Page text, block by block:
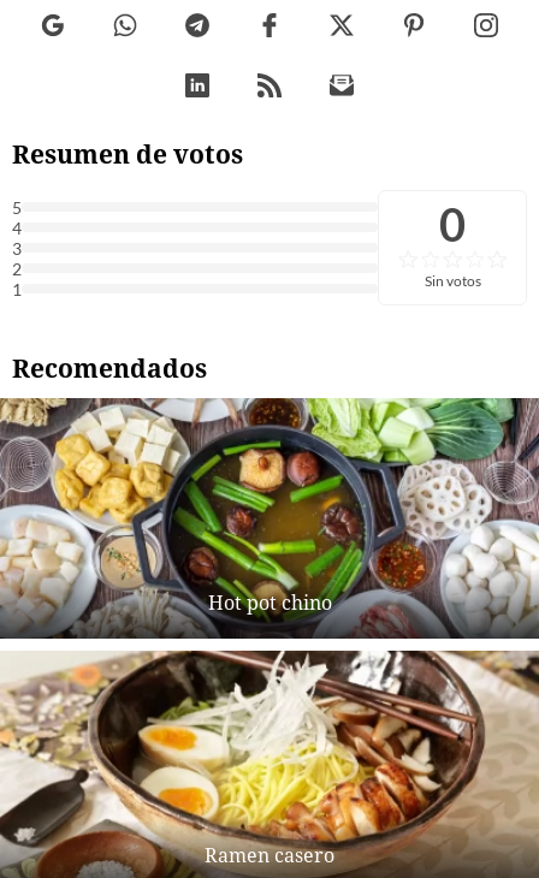
Resumen de votos
5
4
3
2
1
0
Sin votos
Recomendados
Hot pot chino
Ramen casero